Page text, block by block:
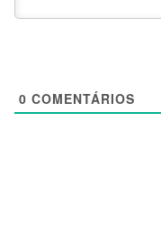
0 COMENTÁRIOS